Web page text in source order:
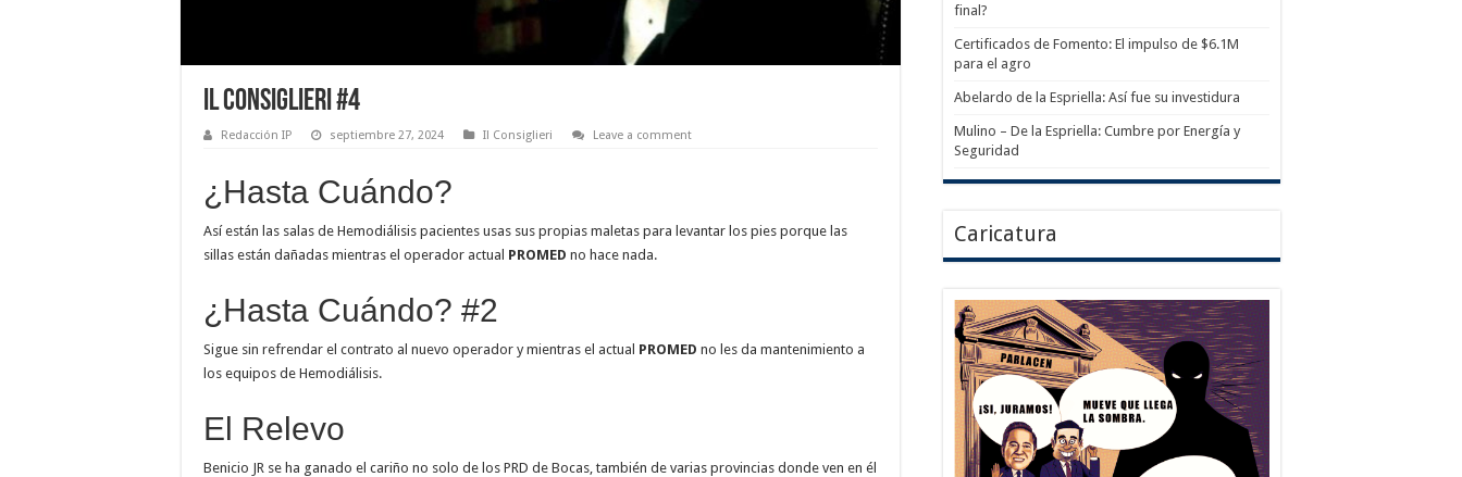
Il Consiglieri #4
Redacción IP septiembre 27, 2024 Il Consiglieri Leave a comment
¿Hasta Cuándo?
Así están las salas de Hemodiálisis pacientes usas sus propias maletas para levantar los pies porque las
sillas están dañadas mientras el operador actual PROMED no hace nada.
¿Hasta Cuándo? #2
Sigue sin refrendar el contrato al nuevo operador y mientras el actual PROMED no les da mantenimiento a
los equipos de Hemodiálisis.
El Relevo
Benicio JR se ha ganado el cariño no solo de los PRD de Bocas, también de varias provincias donde ven en él
final?
Certificados de Fomento: El impulso de $6.1M
para el agro
Abelardo de la Espriella: Así fue su investidura
Mulino – De la Espriella: Cumbre por Energía y
Seguridad
Caricatura